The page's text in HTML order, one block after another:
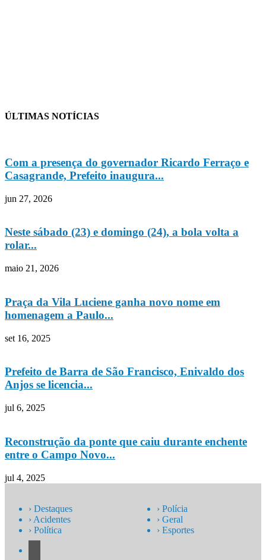
ÚLTIMAS NOTÍCIAS
Com a presença do governador Ricardo Ferraço e
Casagrande, Prefeito inaugura...
jun 27, 2026
Neste sábado (23) e domingo (24), a bola volta a
rolar...
maio 21, 2026
Praça da Vila Luciene ganha novo nome em
homenagem a Paulo...
set 16, 2025
Prefeito de Barra de São Francisco, Enivaldo dos
Anjos se licencia...
jul 6, 2025
Reconstrução da ponte que caiu durante enchente
entre o Campo Novo...
jul 4, 2025
› Destaques
› Acidentes
› Política
› Polícia
› Geral
› Esportes